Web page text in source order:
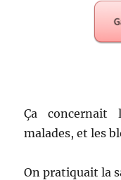
Ça concernait
malades, et les
On pratiquait la